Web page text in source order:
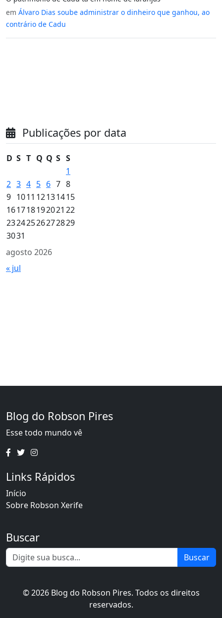
em Álvaro Dias soube administrar o dinheiro que ganhou, ao
contrário de Cadu
Publicações por data
agosto 2026
D S T Q Q S S
1
2 3 4 5 6 7 8
9 1011 12131415
161718192021 22
23242526272829
3031
« jul
Blog do Robson Pires
Esse todo mundo vê
Links Rápidos
Início
Sobre Robson Xerife
Buscar
Buscar
© 2026 Blog do Robson Pires. Todos os direitos
reservados.